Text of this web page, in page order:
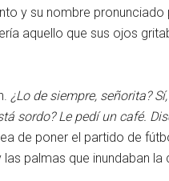
y su nombre
aquello que sus ojos
¿Lo de siempre, señorita?
sordo? Le pedí un café.
de poner el partido de
palmas que inundaban